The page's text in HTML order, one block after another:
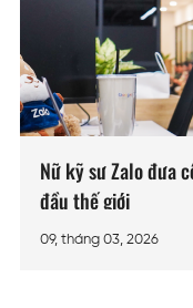
Nữ kỹ sư Zalo đưa
đầu thế giới
09, tháng 03, 2026